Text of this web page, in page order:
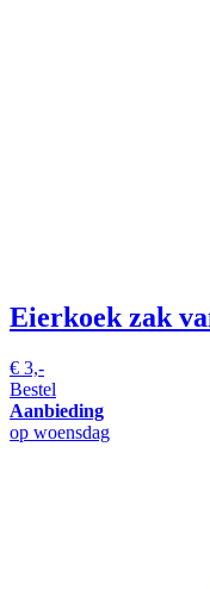
Eierkoek zak
€ 3,-
Bestel
Aanbieding
op woensdag